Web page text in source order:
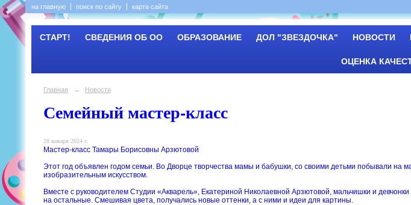
на главную поиск по сайту карта сайта
СТАРТ! СВЕДЕНИЯ ОБ ОО ОБРАЗОВАНИЕ ДОЛ "ЗВЕЗДОЧКА" НОВОСТИ
ОЦЕНКА
Главная → Новости
Семейный мастер-класс
28 января 2024 г.
Мастер-класс Тамары Борисовны Арзютовой
Этот год объявлен годом семьи. Во Дворце творчества мамы и бабушки, со своими детьми побывали
изобразительным искусством.
Вместе с руководителем Студии «Акварель», Екатериной Николаевной Арзютовой, мальчишки и
на остальные. Смешивая цвета, получались новые оттенки, а с ними и идеи для картины.